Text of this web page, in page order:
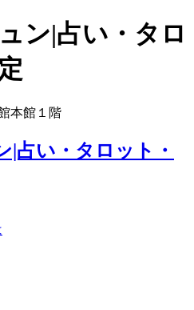
ン|占い・タロ
本館１階